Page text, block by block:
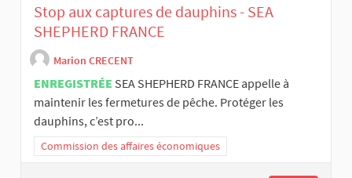
Stop aux captures de dauphins - SEA
SHEPHERD FRANCE
Marion CRECENT
ENREGISTRÉE SEA SHEPHERD FRANCE appelle à
maintenir les fermetures de pêche. Protéger les
dauphins, c’est pro...
Commission des affaires économiques